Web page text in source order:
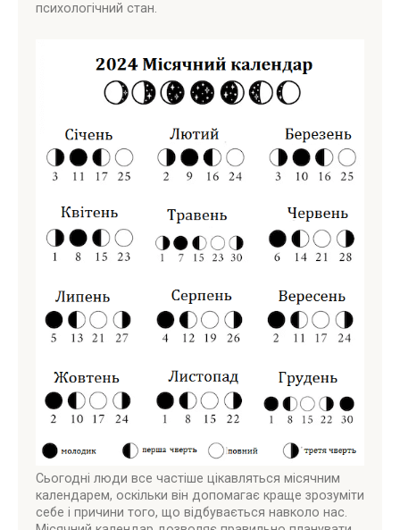
психологічний стан.
Сьогодні люди все частіше цікавляться місячним
календарем, оскільки він допомагає краще зрозуміти
себе і причини того, що відбувається навколо нас.